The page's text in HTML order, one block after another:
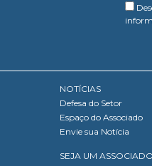
NOTÍCIAS
Defesa do Setor
Espaço do Associado
Envie sua Notícia
SEJA UM ASSOCIADO